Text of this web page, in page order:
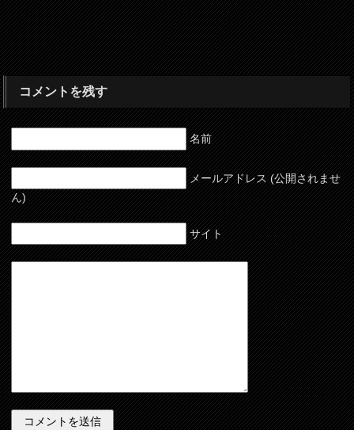
コメントを残す
名前
メールアドレス (公開されませ
ん)
サイト